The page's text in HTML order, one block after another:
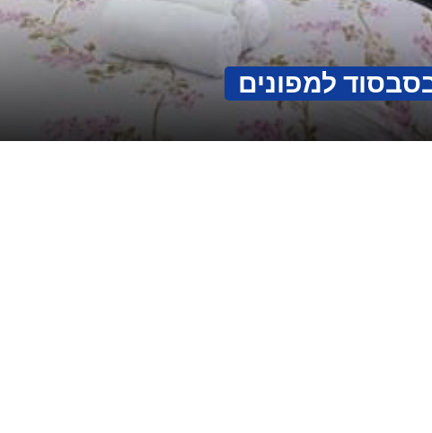
למפונים